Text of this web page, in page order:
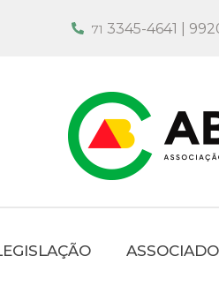
71 3345-4641 |